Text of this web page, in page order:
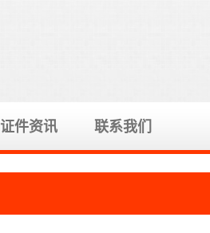
证件资讯 联系我们